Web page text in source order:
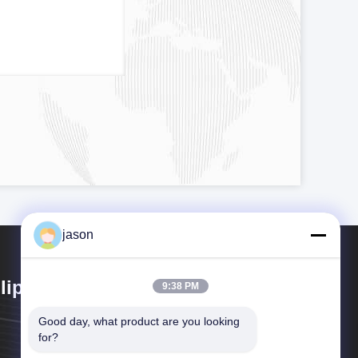
Asia Group Co., Limited
jason
9:38 PM
Good day, what product are you looking
for?